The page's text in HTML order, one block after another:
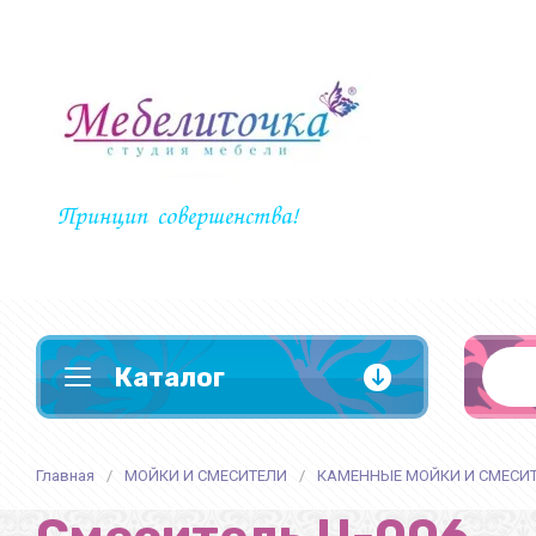
Принцип совершенства!
Каталог
Главная / МОЙКИ И СМЕСИТЕЛИ / КАМЕННЫЕ МОЙКИ И